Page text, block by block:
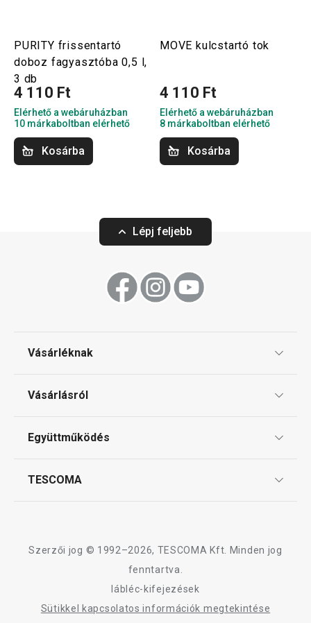
PURITY frissentartó
doboz fagyasztóba 0,5 l,
3 db
4 110 Ft
Elérhető a webáruházban
10 márkaboltban elérhető
Kosárba
MOVE kulcstartó tok
4 110 Ft
Elérhető a webáruházban
8 márkaboltban elérhető
Kosárba
Lépj feljebb
Vásárléknak
Gyakori kérdések
Vásárlásról
Reklamáció és termékvisszaküldés
Együttműködés
TESCOMA
Szerzői jog © 1992–2026, TESCOMA Kft. Minden jog
fenntartva.
lábléc-kifejezések
Sütikkel kapcsolatos információk megtekintése